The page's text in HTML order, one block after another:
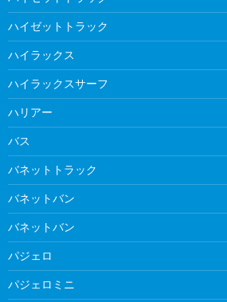
ハイゼットトラック
ハイラックス
ハイラックスサーフ
ハリアー
バス
バネットトラック
バネットバン
バネットバン
パジェロ
パジェロミニ